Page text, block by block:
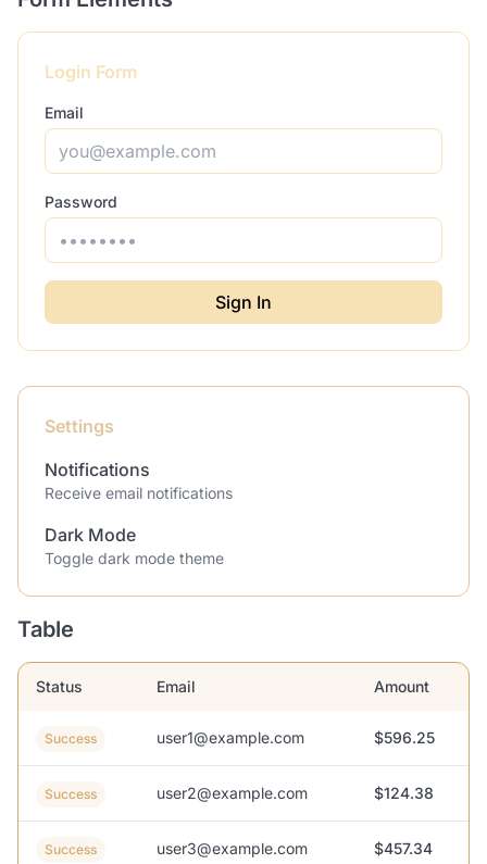
Login Form
Email
Password
Sign In
Settings
Notifications
Receive email notifications
Dark Mode
Toggle dark mode theme
Table
Status Email Amount
Success user1@example.com $596.25
Success user2@example.com $124.38
Success user3@example.com $457.34